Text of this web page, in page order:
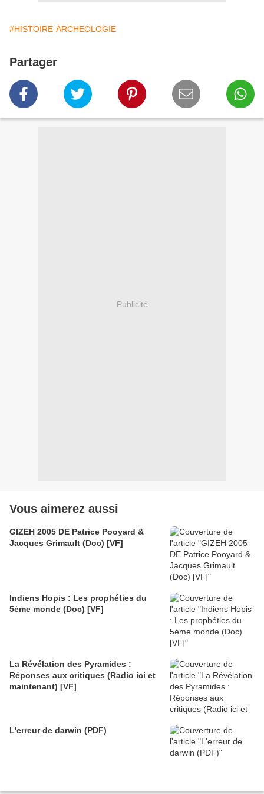
#HISTOIRE-ARCHEOLOGIE
Partager
Publicité
Vous aimerez aussi
GIZEH 2005 DE Patrice Pooyard &
Jacques Grimault (Doc) [VF]
Indiens Hopis : Les prophéties du
5ème monde (Doc) [VF]
La Révélation des Pyramides :
Réponses aux critiques (Radio ici et
maintenant) [VF]
L'erreur de darwin (PDF)